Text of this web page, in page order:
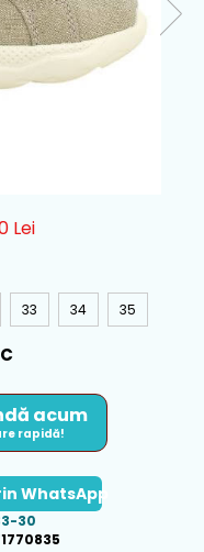
Lei
33 34 35
acum
rapidă!
WhatsApp
30